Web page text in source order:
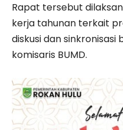
Rapat tersebut
kerja tahunan terkait
diskusi dan
komisaris BUMD.